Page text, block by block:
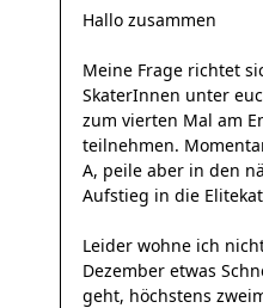
Hallo zusammen
Meine Frage richtet
SkaterInnen unter
zum vierten Mal am
teilnehmen.
A, peile aber in den
Aufstieg in die
Leider wohne ich
Dezember etwas
geht, höchstens